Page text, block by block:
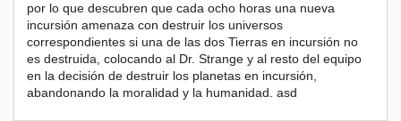
por lo que descubren que cada ocho horas una nueva
incursión amenaza con destruir los universos
correspondientes si una de las dos Tierras en incursión no
es destruida, colocando al Dr. Strange y al resto del equipo
en la decisión de destruir los planetas en incursión,
abandonando la moralidad y la humanidad. asd